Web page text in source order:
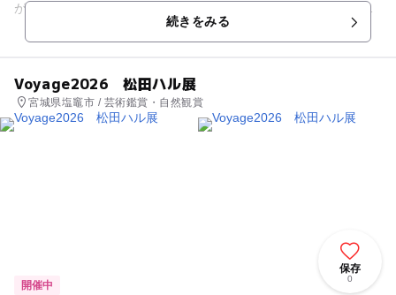
があくは、主に木版画の制作を通して、目に見えない「揺れ動
続きをみる
Voyage2026 松田ハル展
宮城県塩竈市 / 芸術鑑賞・自然観賞
保存
0
開催中